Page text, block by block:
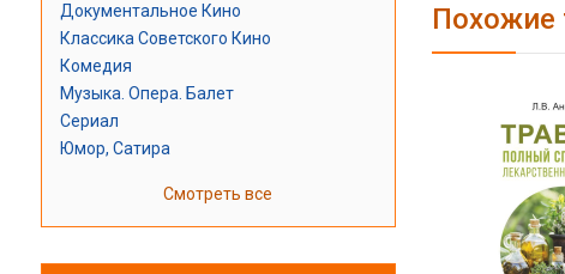
Документальное Кино
Классика Советского Кино
Комедия
Музыка. Опера. Балет
Сериал
Юмор, Сатира
Смотреть все
Похожие